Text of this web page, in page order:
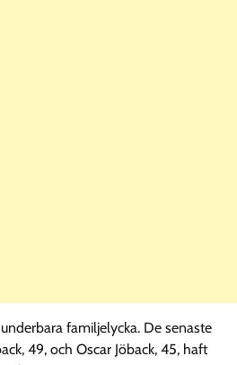
familjelycka. De senaste
49, och Oscar Jöback, 45, haft